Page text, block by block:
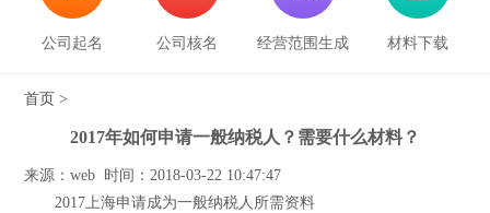
公司起名 公司核名 经营范围生成 材料下载
首页 >
2017年如何申请一般纳税人？需要什么材料？
来源：web 时间：2018-03-22 10:47:47
2017上海申请成为一般纳税人所需资料